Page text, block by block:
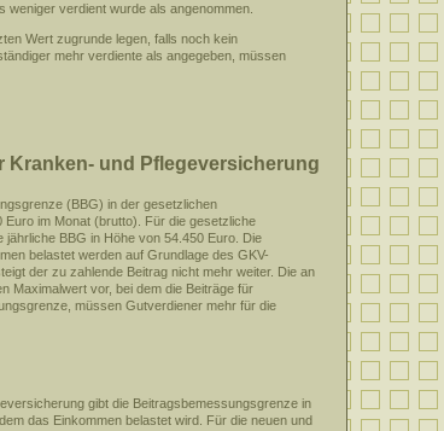
verdient wurde als angenommen.
Wert zugrunde legen, falls noch kein
mehr verdiente als angegeben, müssen
Kranken- und Pflegeversicherung
(BBG) in der gesetzlichen
im Monat (brutto). Für die gesetzliche
BBG in Höhe von 54.450 Euro. Die
belastet werden auf Grundlage des GKV-
der zu zahlende Beitrag nicht mehr weiter. Die an
Maximalwert vor, bei dem die Beiträge für
müssen Gutverdiener mehr für die
gibt die Beitragsbemessungsgrenze in
das Einkommen belastet wird. Für die neuen und